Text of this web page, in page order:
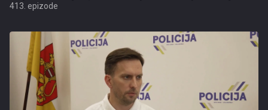
413. epizode